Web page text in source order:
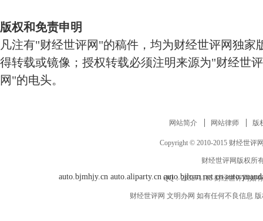
版权和免责申明
凡注有"财经世评网"的稿件，均为财经世评网独家
得转载或镜像；授权转载必须注明来源为"财经世
网"的电头。
网站简介 网站律师 版
Copyright © 2010-2015 财经世评
财经世评网版权所
QQ：283271118财经世评网如
财经世评网 文明办网 如有任何不良信息
auto.bjmhjy.cn auto.aliparty.cn auto.bjloan.net.cn